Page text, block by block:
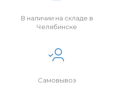
В наличии на складе в
Челябинске
Самовывоз